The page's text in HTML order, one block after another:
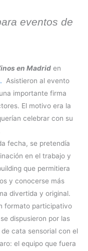
eventos de
en Madrid en
Asistieron al evento
importante firma
El motivo era la
celebrar con su
fecha, se pretendía
en el trabajo y
que permitiera
y conocerse más
divertida y original.
formato participativo
dispusieron por las
cata sensorial con el
el equipo que fuera